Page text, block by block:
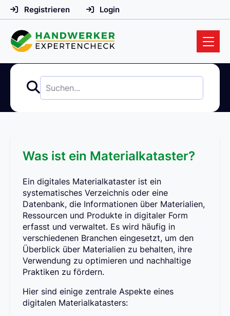
Registrieren Login
Was ist ein Materialkataster?
Ein digitales Materialkataster ist ein
systematisches Verzeichnis oder eine
Datenbank, die Informationen über Materialien,
Ressourcen und Produkte in digitaler Form
erfasst und verwaltet. Es wird häufig in
verschiedenen Branchen eingesetzt, um den
Überblick über Materialien zu behalten, ihre
Verwendung zu optimieren und nachhaltige
Praktiken zu fördern.
Hier sind einige zentrale Aspekte eines
digitalen Materialkatasters: